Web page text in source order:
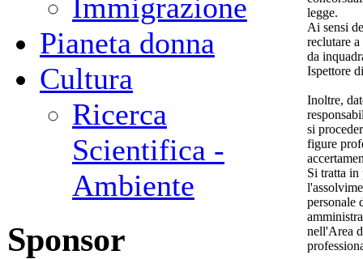
Immigrazione
Pianeta donna
Cultura
Ricerca
Scientifica -
Ambiente
Sponsor
legge.
Ai sensi
reclutare
da
Ispettore
Inoltre,
si
figure
Si tratta
personale
nell'Area